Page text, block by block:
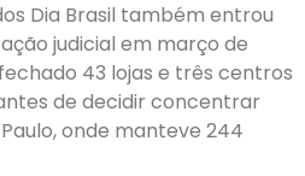
Dia Brasil também entrou
judicial em março de
43 lojas e três centros
de decidir concentrar
onde manteve 244